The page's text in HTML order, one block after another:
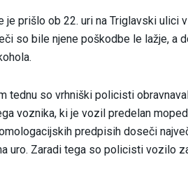
je prišlo ob 22. uri na Triglavski ulici
so bile njene poškodbe le lažje, a
tednu so vrhniški policisti
voznika, ki je vozil predelan
predpisih doseči
uro. Zaradi tega so policisti vozilo